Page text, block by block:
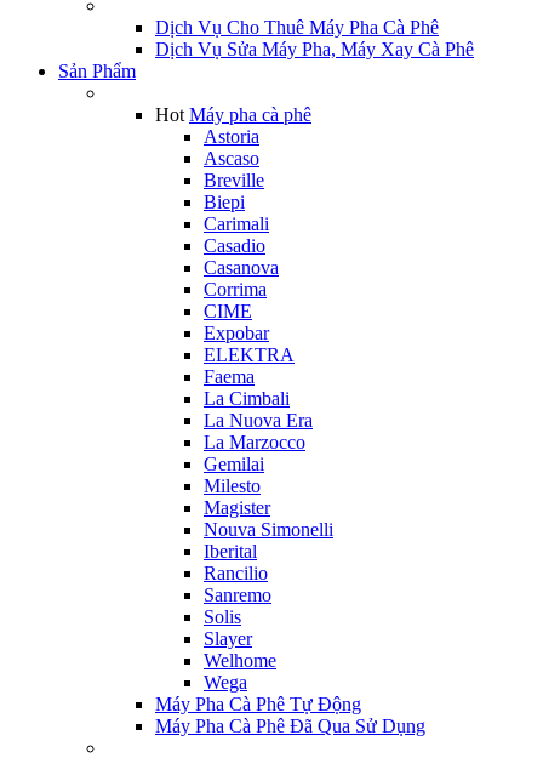
Dịch Vụ Cho Thuê Máy Pha Cà Phê
Dịch Vụ Sửa Máy Pha, Máy Xay Cà Phê
Sản Phẩm
Hot Máy pha cà phê
Astoria
Ascaso
Breville
Biepi
Carimali
Casadio
Casanova
Corrima
CIME
Expobar
ELEKTRA
Faema
La Cimbali
La Nuova Era
La Marzocco
Gemilai
Milesto
Magister
Nouva Simonelli
Iberital
Rancilio
Sanremo
Solis
Slayer
Welhome
Wega
Máy Pha Cà Phê Tự Động
Máy Pha Cà Phê Đã Qua Sử Dụng